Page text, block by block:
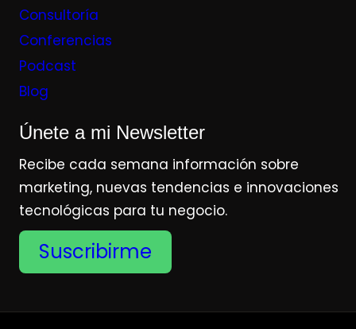
Consultoría
Conferencias
Podcast
Blog
Únete a mi Newsletter
Recibe cada semana información sobre
marketing, nuevas tendencias e innovaciones
tecnológicas para tu negocio.
Suscribirme